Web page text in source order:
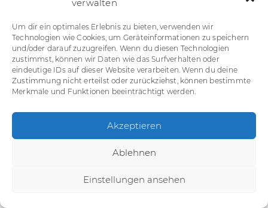
verwalten
Um dir ein optimales Erlebnis zu bieten, verwenden wir
Technologien wie Cookies, um Geräteinformationen zu speichern
und/oder darauf zuzugreifen. Wenn du diesen Technologien
zustimmst, können wir Daten wie das Surfverhalten oder
eindeutige IDs auf dieser Website verarbeiten. Wenn du deine
Zustimmung nicht erteilst oder zurückziehst, können bestimmte
Merkmale und Funktionen beeinträchtigt werden.
Akzeptieren
Ablehnen
Einstellungen ansehen